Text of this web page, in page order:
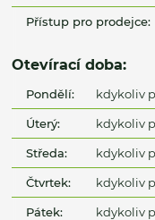
Přístup pro prodejce:
Otevírací doba:
Pondělí: kdykoliv
Úterý: kdykoliv
Středa: kdykoliv
Čtvrtek: kdykoliv
Pátek: kdykoliv